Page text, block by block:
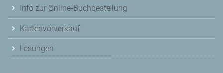
Info zur Online-Buchbestellung
Kartenvorverkauf
Lesungen